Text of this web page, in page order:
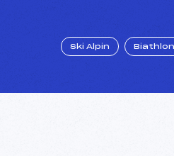
Ski Alpin Biathlon